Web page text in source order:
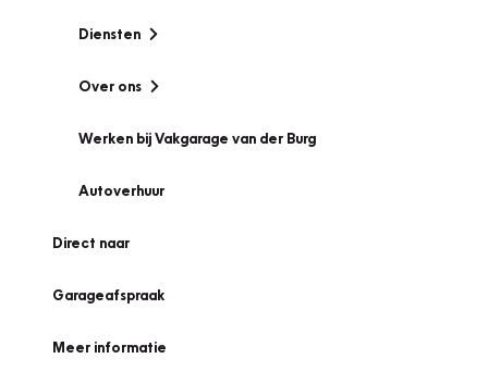
Diensten
Over ons
Werken bij Vakgarage van der Burg
Autoverhuur
Direct naar
Garageafspraak
Meer informatie